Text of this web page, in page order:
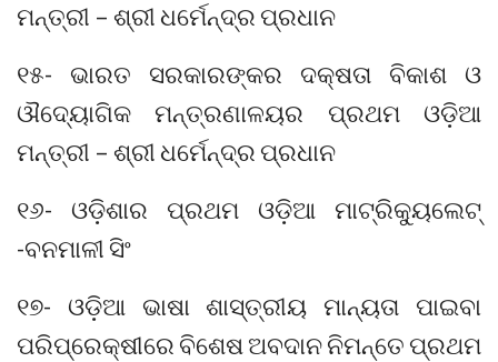
ମନ୍ତ୍ରୀ – ଶ୍ରୀ ଧର୍ମେନ୍ଦ୍ର ପ୍ରଧାନ
୧୫- ଭାରତ ସରକାରଙ୍କର ଦକ୍ଷତା ବିକାଶ ଓ
ଔଦ୍ୟୋଗିକ ମନ୍ତ୍ରଣାଳୟର ପ୍ରଥମ ଓଡ଼ିଆ
ମନ୍ତ୍ରୀ – ଶ୍ରୀ ଧର୍ମେନ୍ଦ୍ର ପ୍ରଧାନ
୧୬- ଓଡ଼ିଶାର ପ୍ରଥମ ଓଡ଼ିଆ ମାଟ୍ରିକ୍ୟୁଲେଟ୍
-ବନମାଳୀ ସିଂ
୧୭- ଓଡ଼ିଆ ଭାଷା ଶାସ୍ତ୍ରୀୟ ମାନ୍ୟତା ପାଇବା
ପରିପ୍ରେକ୍ଷୀରେ ବିଶେଷ ଅବଦାନ ନିମନ୍ତେ ପ୍ରଥମ